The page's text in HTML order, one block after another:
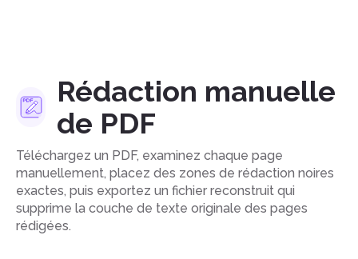
Rédaction manuelle
de PDF
Téléchargez un PDF, examinez chaque page
manuellement, placez des zones de rédaction noires
exactes, puis exportez un fichier reconstruit qui
supprime la couche de texte originale des pages
rédigées.